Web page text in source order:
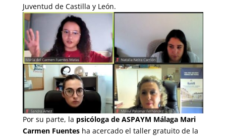
Juventud de Castilla y León.
Por su parte, la psicóloga de ASPAYM Málaga Mari
Carmen Fuentesha acercado el taller gratuito de la